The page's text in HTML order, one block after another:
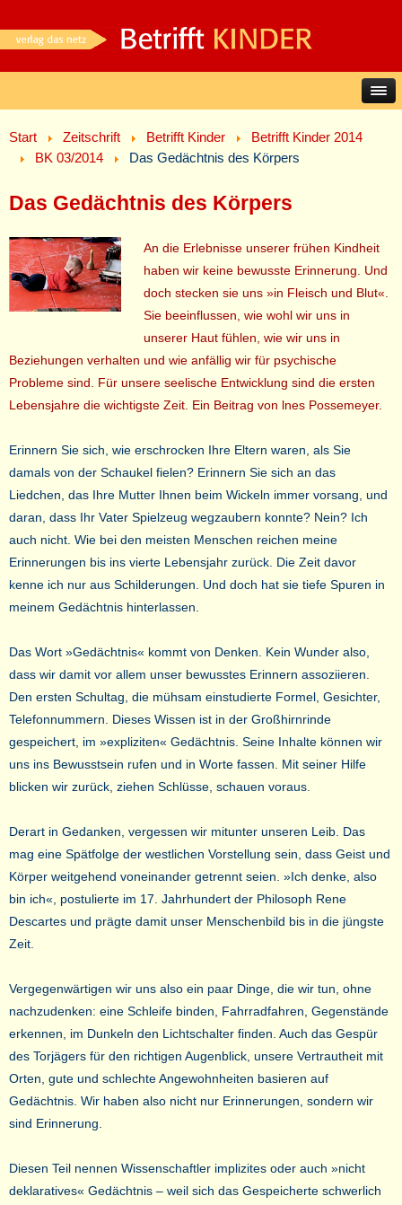
Start Zeitschrift Betrifft Kinder
Betrifft Kinder 2014
BK 03/2014
Das Gedächtnis des Körpers
Das Gedächtnis des Körpers
An die Erlebnisse unserer frühen Kindheit
haben wir keine bewusste Erinnerung. Und
doch stecken sie uns »in Fleisch und Blut«.
Sie beeinflussen, wie wohl wir uns in
unserer Haut fühlen, wie wir uns in
Beziehungen verhalten und wie anfällig wir für psychische
Probleme sind. Für unsere seelische Entwicklung sind die ersten
Lebensjahre die wichtigste Zeit. Ein Beitrag von lnes Possemeyer.
Erinnern Sie sich, wie erschrocken Ihre Eltern waren, als Sie
damals von der Schaukel fielen? Erinnern Sie sich an das
Liedchen, das Ihre Mutter Ihnen beim Wickeln immer vorsang, und
daran, dass Ihr Vater Spielzeug wegzaubern konnte? Nein? Ich
auch nicht. Wie bei den meisten Menschen reichen meine
Erinnerungen bis ins vierte Lebensjahr zurück. Die Zeit davor
kenne ich nur aus Schilderungen. Und doch hat sie tiefe Spuren in
meinem Gedächtnis hinterlassen.
Das Wort »Gedächtnis« kommt von Denken. Kein Wunder also,
dass wir damit vor allem unser bewusstes Erinnern assoziieren.
Den ersten Schultag, die mühsam einstudierte Formel, Gesichter,
Telefonnummern. Dieses Wissen ist in der Großhirnrinde
gespeichert, im »expliziten« Gedächtnis. Seine Inhalte können wir
uns ins Bewusstsein rufen und in Worte fassen. Mit seiner Hilfe
blicken wir zurück, ziehen Schlüsse, schauen voraus.
Derart in Gedanken, vergessen wir mitunter unseren Leib. Das
mag eine Spätfolge der westlichen Vorstellung sein, dass Geist und
Körper weitgehend voneinander getrennt seien. »Ich denke, also
bin ich«, postulierte im 17. Jahrhundert der Philosoph Rene
Descartes und prägte damit unser Menschenbild bis in die jüngste
Zeit.
Vergegenwärtigen wir uns also ein paar Dinge, die wir tun, ohne
nachzudenken: eine Schleife binden, Fahrradfahren, Gegenstände
erkennen, im Dunkeln den Lichtschalter finden. Auch das Gespür
des Torjägers für den richtigen Augenblick, unsere Vertrautheit mit
Orten, gute und schlechte Angewohnheiten basieren auf
Gedächtnis. Wir haben also nicht nur Erinnerungen, sondern wir
sind Erinnerung.
Diesen Teil nennen Wissenschaftler implizites oder auch »nicht
deklaratives« Gedächtnis – weil sich das Gespeicherte schwerlich